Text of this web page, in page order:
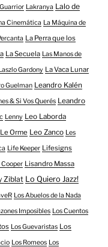
Lakranya Lalo de
Cinemática La Máquina de
La Perra que los
La Secuela Las Manos de
Gardony La Vaca Lunar
Guelman Leandro Kalén
& Si Vos Querés Leandro
Lenny Leo Laborda
Le Orme Leo Zanco Les
Life Keeper Lifesigns
Cooper Lisandro Massa
Ziblat Lo Quiero Jazz!
Los Abuelos de la Nada
Imposibles Los Cuentos
Los Guevaristas Los
Los Romeos Los